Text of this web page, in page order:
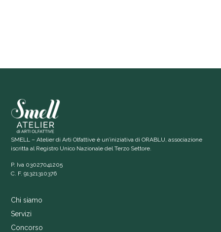
SMELL – Atelier di Arti Olfattive è un’iniziativa di ORABLU, associazione
iscritta al Registro Unico Nazionale del Terzo Settore.
P. Iva 03027041205
C. F. 91321310376
Chi siamo
Servizi
Concorso